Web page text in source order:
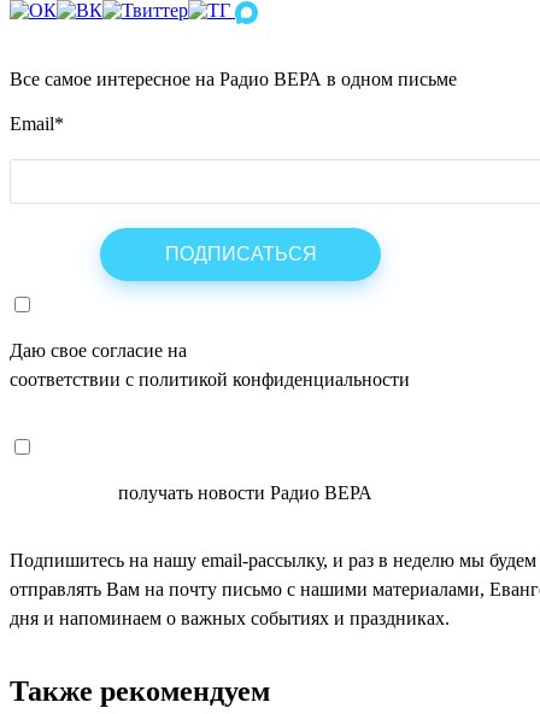
Все самое интересное на Радио ВЕРА в одном письме
Email*
Даю свое согласие на
соответствии с политикой конфиденциальности
получать новости Радио ВЕРА
Подпишитесь на нашу email-рассылку, и раз в неделю мы будем
отправлять Вам на почту письмо с нашими материалами,
дня и напоминаем о важных событиях и праздниках.
Также рекомендуем